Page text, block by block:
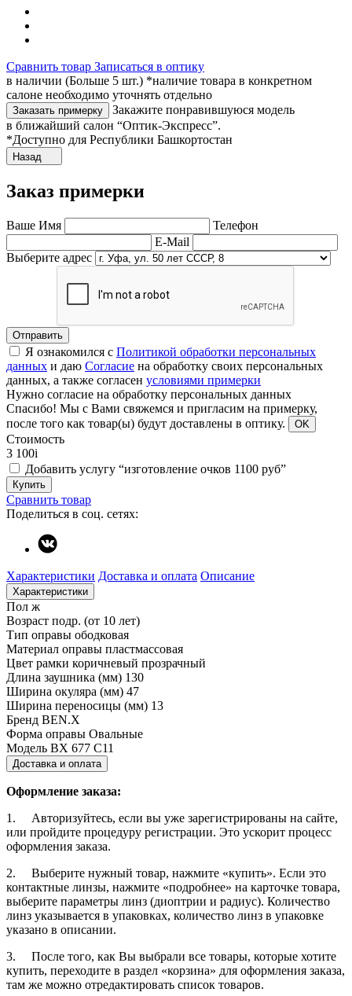
Сравнить товар Записаться в оптику
в наличии (Больше 5 шт.) *наличие товара в конкретном
салоне необходимо уточнять отдельно
Заказать примерку
Закажите понравившуюся модель
в ближайший салон “Оптик-Экспресс”.
*Доступно для Республики Башкортостан
Назад
Заказ примерки
Ваше Имя
Телефон
E-Mail
Выберите адрес
Отправить
Я ознакомился с Политикой обработки персональных
данных и даю Согласие на обработку своих персональных
данных, а также согласен условиями примерки
Нужно согласие на обработку персональных данных
Спасибо! Мы с Вами свяжемся и пригласим на примерку,
после того как товар(ы) будут доставлены в оптику.
OK
Стоимость
3 100i
Добавить услугу “изготовление очков 1100 руб”
Купить
Сравнить товар
Поделиться в соц. сетях:
Характеристики Доставка и оплата Описание
Характеристики
Пол ж
Возраст подр. (от 10 лет)
Тип оправы ободковая
Материал оправы пластмассовая
Цвет рамки коричневый прозрачный
Длина заушника (мм) 130
Ширина окуляра (мм) 47
Ширина переносицы (мм) 13
Бренд BEN.X
Форма оправы Овальные
Модель BX 677 С11
Доставка и оплата
Оформление заказа:
1. Авторизуйтесь, если вы уже зарегистрированы на сайте,
или пройдите процедуру регистрации. Это ускорит процесс
оформления заказа.
2. Выберите нужный товар, нажмите «купить». Если это
контактные линзы, нажмите «подробнее» на карточке товара,
выберите параметры линз (диоптрии и радиус). Количество
линз указывается в упаковках, количество линз в упаковке
указано в описании.
3. После того, как Вы выбрали все товары, которые хотите
купить, переходите в раздел «корзина» для оформления заказа,
там же можно отредактировать список товаров.